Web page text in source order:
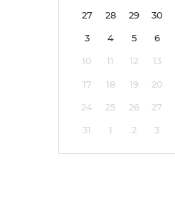
27 28 29 30
3 4 5 6
10 11 12 13
17 18 19 20
24 25 26 27
31 1 2 3